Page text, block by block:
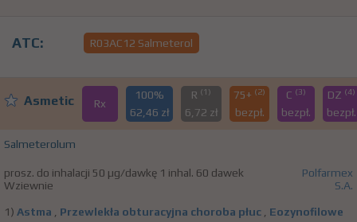
ATC: R03AC12 Salmeterol
Asmetic Rx
100%
62,46 zł
R (1)
6,72 zł
75+ (2)
bezpł.
C (3)
bezpł.
DZ (4)
bezpł.
Salmeterolum
prosz. do inhalacji 50 µg/dawkę 1 inhal. 60 dawek
Wziewnie
Polfarmex
S.A.
1) Astma , Przewlekła obturacyjna choroba płuc , Eozynofilowe